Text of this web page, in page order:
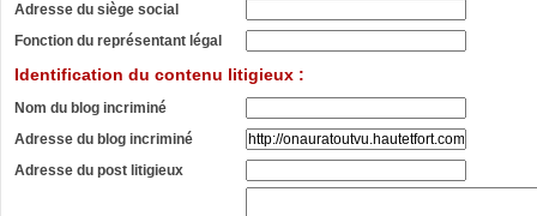
Adresse du siège social
Fonction du représentant légal
Identification du contenu litigieux :
Nom du blog incriminé
Adresse du blog incriminé
Adresse du post litigieux